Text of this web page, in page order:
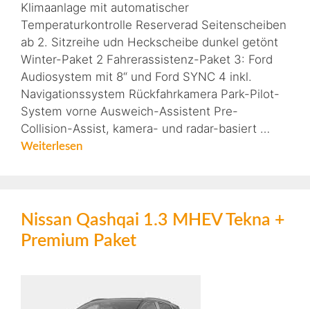
Klimaanlage mit automatischer
Temperaturkontrolle Reserverad Seitenscheiben
ab 2. Sitzreihe udn Heckscheibe dunkel getönt
Winter-Paket 2 Fahrerassistenz-Paket 3: Ford
Audiosystem mit 8“ und Ford SYNC 4 inkl.
Navigationssystem Rückfahrkamera Park-Pilot-
System vorne Ausweich-Assistent Pre-
Collision-Assist, kamera- und radar-basiert …
Weiterlesen
Nissan Qashqai 1.3 MHEV Tekna +
Premium Paket